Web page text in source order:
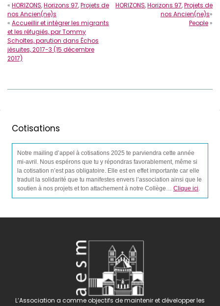
« HORIZONS,Horizons 97,Projets de
nos Ancien(ne)s
« Accueillir et intégrer les migrants
et les réfugiés, par Tommy
Scholtes, parution dans Échos
jésuites, 2017-3 (15 décembre
2017)
HORIZONS,Horizons 97,Projets de
nos Ancien(ne)s»
People »
Cotisations
Notre mailing d’appel à cotisations 2025 te parviendra cette année
mi-avril. Nous espérons que tu y répondras favorablement, même si
la cotisation n’est pas obligatoire. Elle est en effet importante car elle
traduit la solidarité que tu manifestes envers l’association ainsi que le
soutien à nos projets et ton attachement à notre Collège… Clique ici
L’Association a comme objectifs de maintenir et développer les